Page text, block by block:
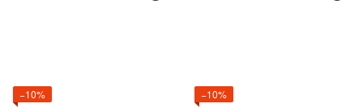
−10% −10%